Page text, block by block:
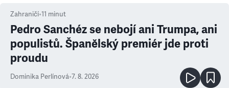
Zahraničí•11 minut
Pedro Sanchéz se nebojí ani Trumpa, ani
populistů. Španělský premiér jde proti
proudu
Dominika Perlínová•7. 8. 2026